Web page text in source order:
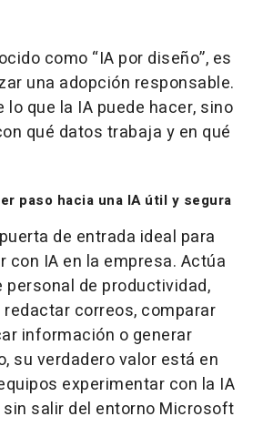
como “IA por diseño”, es
una adopción responsable.
que la IA puede hacer, sino
qué datos trabaja y en qué
paso hacia una IA útil y segura
de entrada ideal para
con IA en la empresa. Actúa
de productividad,
correos, comparar
información o generar
su verdadero valor está en
experimentar con la IA
salir del entorno Microsoft